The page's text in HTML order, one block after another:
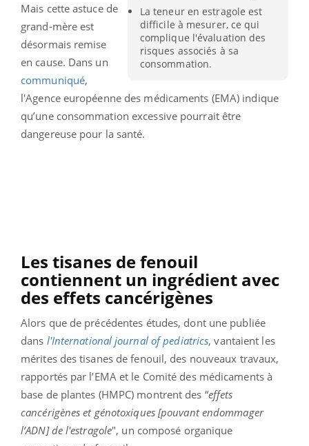
La teneur en estragole est
difficile à mesurer, ce qui
complique l'évaluation des
risques associés à sa
consommation.
Mais cette astuce de
grand-mère est
désormais remise
en cause. Dans un
communiqué,
l'Agence européenne des médicaments (EMA) indique
qu’une consommation excessive pourrait être
dangereuse pour la santé.
Les tisanes de fenouil
contiennent un ingrédient avec
des effets cancérigènes
Alors que de précédentes études, dont une publiée
dans l'International journal of pediatrics, vantaient les
mérites des tisanes de fenouil, des nouveaux travaux,
rapportés par l’EMA et le Comité des médicaments à
base de plantes (HMPC) montrent des “effets
cancérigènes et génotoxiques [pouvant endommager
l’ADN] de l'estragole", un composé organique